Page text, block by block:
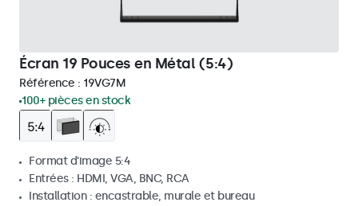
Écran 19 Pouces en Métal (5:4)
Référence : 19VG7M
100+ pièces en stock
Format d'image 5:4
Entrées : HDMI, VGA, BNC, RCA
Installation : encastrable, murale et bureau